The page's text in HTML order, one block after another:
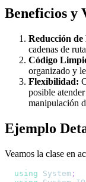
Beneficios y
Reducción
cadenas de
Código
organizado y
Flexibilidad:
posible
manipulación
Ejemplo
Veamos la clase en
using System ;